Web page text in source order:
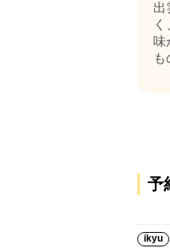
出
味
予
ikyu